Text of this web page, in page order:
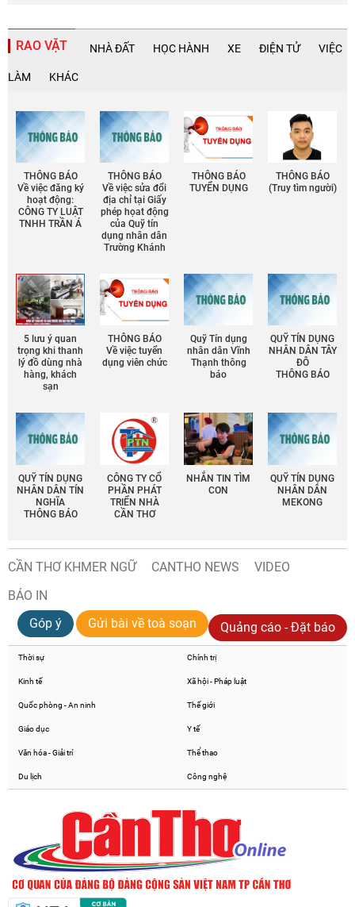
RAO VẶT NHÀ ĐẤT HỌC HÀNH XE ĐIỆN TỬ VIỆC
LÀM KHÁC
THÔNG BÁO
Về việc đăng ký
hoạt động:
CÔNG TY LUẬT
TNHH TRẦN Á
THÔNG BÁO
Về việc sửa đổi
địa chỉ tại Giấy
phép họat động
của Quỹ tín
dụng nhân dân
Trường Khánh
THÔNG BÁO
TUYỂN DỤNG
THÔNG BÁO
(Truy tìm người)
5 lưu ý quan
trọng khi thanh
lý đồ dùng nhà
hàng, khách
sạn
THÔNG BÁO
Về việc tuyển
dụng viên chức
Quỹ Tín dụng
nhân dân Vĩnh
Thạnh thông
báo
QUỸ TÍN DỤNG
NHÂN DÂN TÂY
ĐÔ
THÔNG BÁO
QUỸ TÍN DỤNG
NHÂN DÂN TÍN
NGHĨA
THÔNG BÁO
CÔNG TY CỔ
PHẦN PHÁT
TRIỂN NHÀ
CẦN THƠ
NHẮN TIN TÌM
CON
QUỸ TÍN DỤNG
NHÂN DÂN
MEKONG
CẦN THƠ KHMER NGỮ CANTHO NEWS
VIDEO
BÁO IN
Góp ý
Gửi bài về toà soạn Quảng cáo - Đặt báo
Thời sự Chính trị
Kinh tế Xã hội - Pháp luật
Quốc phòng - An ninh Thế giới
Giáo dục Y tế
Văn hóa - Giải trí Thể thao
Du lịch Công nghệ